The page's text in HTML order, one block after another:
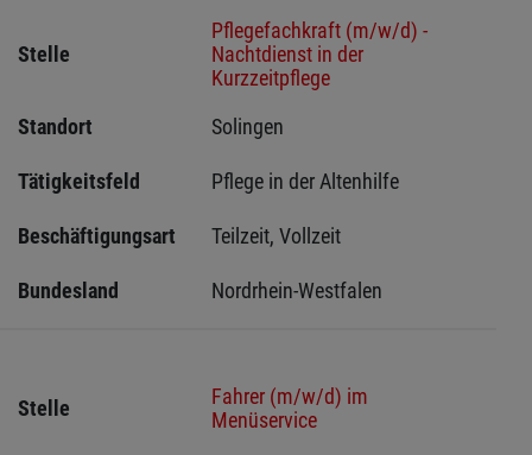
Stelle
Pflegefachkraft (m/w/d) -
Nachtdienst in der
Kurzzeitpflege
Standort
Solingen
Tätigkeitsfeld Pflege in der Altenhilfe
Beschäftigungsart Teilzeit, Vollzeit
Bundesland Nordrhein-Westfalen
Stelle
Fahrer (m/w/d) im
Menüservice